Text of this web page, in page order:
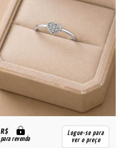
R$
para revenda
Logue-se para
ver o preço